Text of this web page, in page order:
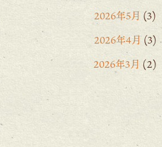
2026年5月 (3)
2026年4月(3)
2026年3月 (2)
2026年2月
2025年12月